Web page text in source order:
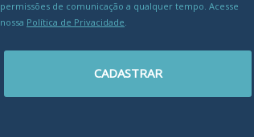
permissões de comunicação a qualquer tempo. Acesse
nossa Política de Privacidade
CADASTRAR